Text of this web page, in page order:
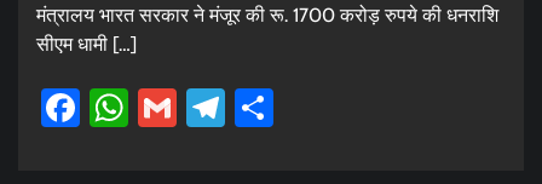
मंत्रालय भारत सरकार ने मंजूर की रू. 1700 करोड़ रुपये की धनराशि
सीएम धामी […]
Facebook
WhatsApp
GmailTelegram